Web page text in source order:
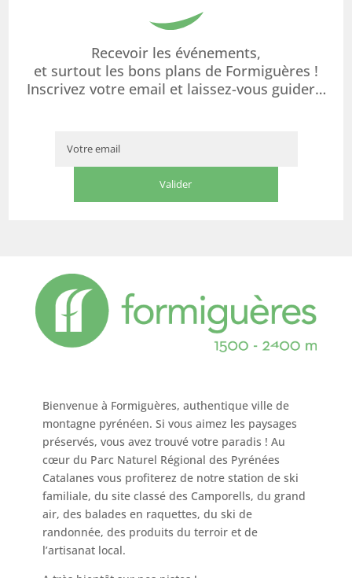
Recevoir les événements,
et surtout les bons plans de Formiguères !
Inscrivez votre email et laissez-vous guider…
Bienvenue à Formiguères, authentique ville de
montagne pyrénéen. Si vous aimez les paysages
préservés, vous avez trouvé votre paradis ! Au
cœur du Parc Naturel Régional des Pyrénées
Catalanes vous profiterez de notre station de ski
familiale, du site classé des Camporells, du grand
air, des balades en raquettes, du ski de
randonnée, des produits du terroir et de
l’artisanat local.